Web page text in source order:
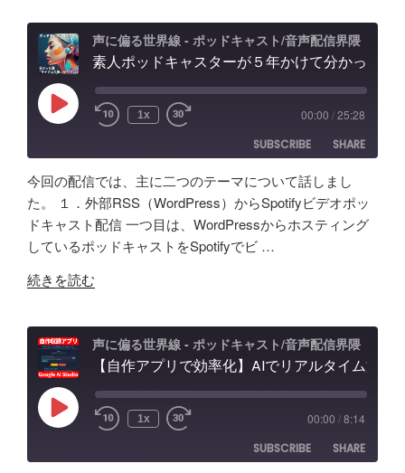
の
記
録"
除
去/
音
か
配
信
初
心
向
け
な
ー
ル
の
録。
集・
構
成
ま
で！
AI
Studio
イ
判
能？
ロ
ー
ン
AI
の
ド
ス
声に偏る世界線 - ポッドキャスト/音声配信界隈
Play
Episode 1x 00:00 /25:28
SUBSCRIBE
SHARE
Amazon
Apple Podcasts
RSS
Spotify
RSS FEED
SHARE
LINK
EMBED
今回の配信では、主に二つのテーマについて話しまし
た。 １．外部RSS（WordPress）からSpotifyビデオポッ
ドキャスト配信 一つ目は、WordPressからホスティング
しているポッドキャストをSpotifyでビ …
"素
ッ
ャ
続きを読む
声に偏る世界線 - ポッドキャスト/音声配信界隈
Play
Episode 1x 00:00 /8:14
SUBSCRIBE
SHARE